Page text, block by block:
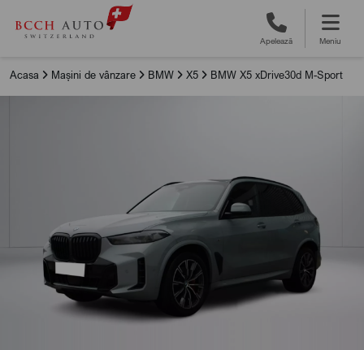
Apelează Meniu
Acasa Mașini de vânzare BMW X5 BMW X5 xDrive30d M-Sport